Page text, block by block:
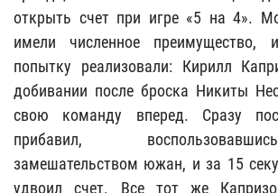
открыть счет при игре «5 на 4».
имели численное
попытку реализовали: Кирилл
добивании после броска Никиты
свою команду вперед. Сразу
прибавил,
замешательством южан, и за 15
удвоил счет. Все тот же